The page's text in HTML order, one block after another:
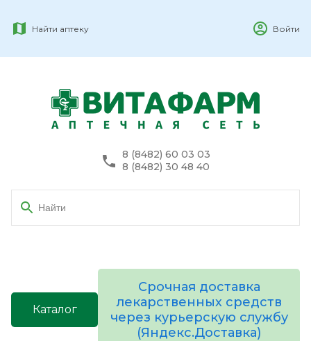
Найти аптеку Войти
8 (8482) 60 03 03
8 (8482) 30 48 40
Каталог
Срочная доставка
лекарственных средств
через курьерскую службу
(Яндекс.Доставка)